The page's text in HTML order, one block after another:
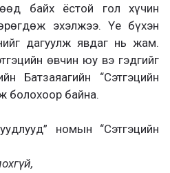
байх ёстой гол хүчин
эхэлжээ. Үе бүхэн
дагуулж явдаг нь жам.
өвчин юу вэ гэдгийг
Батзаяагийн “Сэтгэцийн
болохоор байна.
номын “Сэтгэцийн